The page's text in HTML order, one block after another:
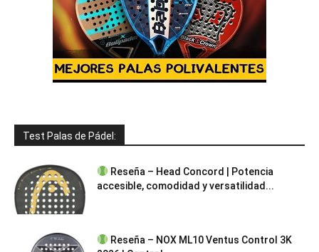
Test Palas de Pádel:
Reseña – Head Concord | Potencia
accesible, comodidad y versatilidad...
Reseña – NOX ML10 Ventus Control 3K